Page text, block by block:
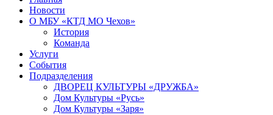
Новости
О МБУ «КТД МО Чехов»
История
Команда
Услуги
События
Подразделения
ДВОРЕЦ КУЛЬТУРЫ «ДРУЖБА»
Дом Культуры «Русь»
Дом Культуры «Заря»